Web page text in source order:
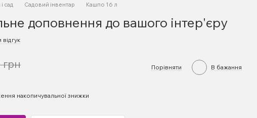
сад Садовий інвентар Кашпо 16 л
доповнення до вашого інтер'єру
Порівняти В бажання
накопичувальної знижки